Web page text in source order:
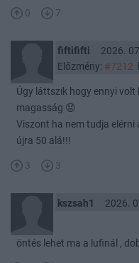
0 7
fiftififti
2026.
Előzmény: #7212
Úgy láttszik hogy ennyi volt
magasság 😟
Viszont ha nem tudja elérni
újra 50 alá!!!
3 3
kszsah1 2026.
öntés lehet ma a lufinál ,